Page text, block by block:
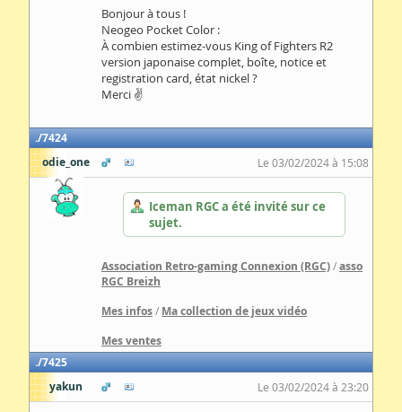
Bonjour à tous !
Neogeo Pocket Color :
À combien estimez-vous King of Fighters R2
version japonaise complet, boîte, notice et
registration card, état nickel ?
Merci ✌️
7424
odie_one
Le 03/02/2024 à 15:08
Iceman RGC a été invité sur ce
sujet.
Association Retro-gaming Connexion (RGC)/asso
RGC Breizh
Mes infos/ Ma collection de jeux vidéo
Mes ventes
7425
yakun
Le 03/02/2024 à 23:20